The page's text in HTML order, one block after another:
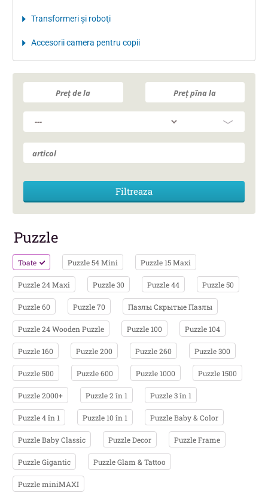
Transformeri şi roboţi
Accesorii camera pentru copii
Puzzle
Toate Puzzle 54 Mini Puzzle 15 Maxi
Puzzle 24 Maxi Puzzle 30 Puzzle 44 Puzzle 50
Puzzle 60 Puzzle 70 Пазлы Скрытые Пазлы
Puzzle 24 Wooden Puzzle Puzzle 100 Puzzle 104
Puzzle 160 Puzzle 200 Puzzle 260 Puzzle 300
Puzzle 500 Puzzle 600 Puzzle 1000 Puzzle 1500
Puzzle 2000+ Puzzle 2 în 1 Puzzle 3 în 1
Puzzle 4 în 1 Puzzle 10 în 1 Puzzle Baby & Color
Puzzle Baby Classic Puzzle Decor Puzzle Frame
Puzzle Gigantic Puzzle Glam & Tattoo
Puzzle miniMAXI